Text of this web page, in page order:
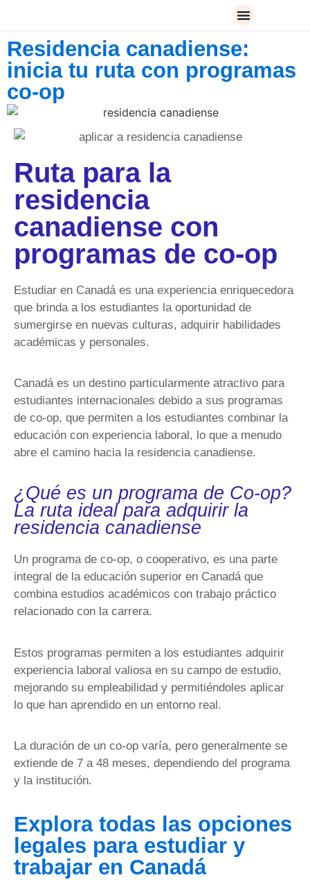
Residencia canadiense:
inicia tu ruta con programas
co-op
Ruta para la
residencia
canadiense con
programas de co-op
Estudiar en Canadá es una experiencia enriquecedora
que brinda a los estudiantes la oportunidad de
sumergirse en nuevas culturas, adquirir habilidades
académicas y personales.
Canadá es un destino particularmente atractivo para
estudiantes internacionales debido a sus programas
de co-op, que permiten a los estudiantes combinar la
educación con experiencia laboral, lo que a menudo
abre el camino hacia la residencia canadiense.
¿Qué es un programa de Co-op?
La ruta ideal para adquirir la
residencia canadiense
Un programa de co-op, o cooperativo, es una parte
integral de la educación superior en Canadá que
combina estudios académicos con trabajo práctico
relacionado con la carrera.
Estos programas permiten a los estudiantes adquirir
experiencia laboral valiosa en su campo de estudio,
mejorando su empleabilidad y permitiéndoles aplicar
lo que han aprendido en un entorno real.
La duración de un co-op varía, pero generalmente se
extiende de 7 a 48 meses, dependiendo del programa
y la institución.
Explora todas las opciones
legales para estudiar y
trabajar en Canadá